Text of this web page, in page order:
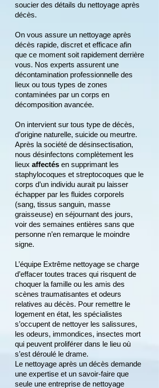
soucier des détails du nettoyage après
décès.
On vous assure un nettoyage après
décès rapide, discret et efficace afin
que ce moment soit rapidement derrière
vous. Nos experts assurent une
décontamination professionnelle des
lieux ou tous types de zones
contaminées par un corps en
décomposition avancée.
On intervient sur tous type de décès,
d’origine naturelle, suicide ou meurtre.
Après la société de désinsectisation,
nous désinfectons complètement les
lieux affectés en supprimant les
staphylocoques et streptocoques que le
corps d’un individu aurait pu laisser
échapper par les fluides corporels
(sang, tissus sanguin, masse
graisseuse) en séjournant des jours,
voir des semaines entières sans que
personne n’en remarque le moindre
signe.
L’équipe Extrême nettoyage se charge
d’effacer toutes traces qui risquent de
choquer la famille ou les amis des
scènes traumatisantes et odeurs
relatives au décès. Pour remettre le
logement en état, les spécialistes
s’occupent de nettoyer les salissures,
les odeurs, immondices, insectes mort
qui peuvent proliférer dans le lieu où
s’est déroulé le drame.
Le nettoyage après un décès demande
une expertise et un savoir-faire que
seule une entreprise de nettoyage